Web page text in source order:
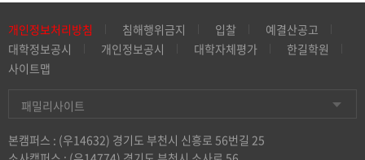
개인정보처리방침 침해행위금지 입찰
예결산공고
대학정보공시
개인정보공시 대학자체평가
한길학원
사이트맵
패밀리사이트
본캠퍼스 : (우14632) 경기도 부천시 신흥로 56번길 25